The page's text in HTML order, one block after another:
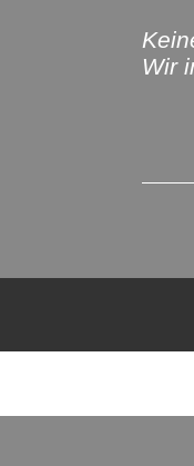
Wir